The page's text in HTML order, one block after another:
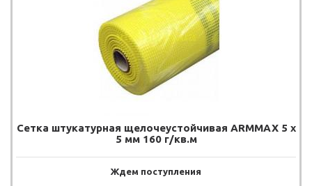
Сетка штукатурная щелочеустойчивая ARMMAX 5 х
5 мм 160 г/кв.м
Ждем поступления